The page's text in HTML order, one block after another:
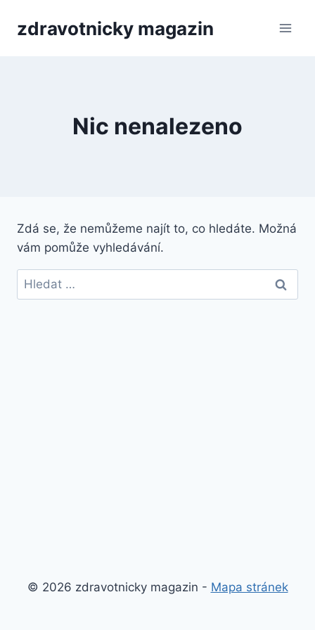
zdravotnicky magazin
Nic nenalezeno
Zdá se, že nemůžeme najít to, co hledáte. Možná
vám pomůže vyhledávání.
Vyhledávání
© 2026 zdravotnicky magazin - Mapa stránek